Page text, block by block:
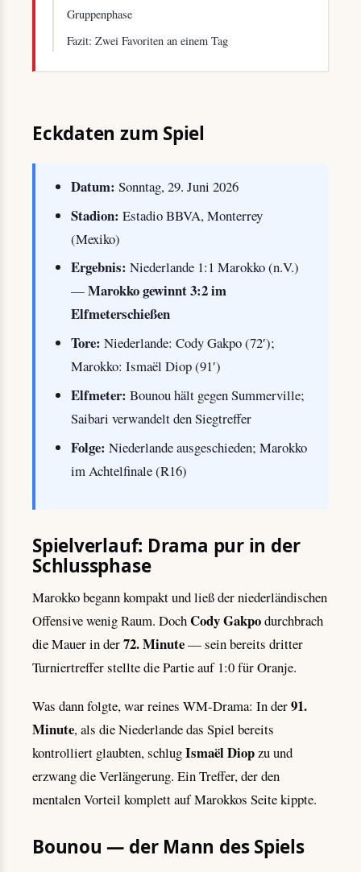
Gruppenphase
Fazit: Zwei Favoriten an einem Tag
Eckdaten zum Spiel
Datum: Sonntag, 29. Juni 2026
Stadion: Estadio BBVA, Monterrey
(Mexiko)
Ergebnis: Niederlande 1:1 Marokko (n.V.)
—Marokko gewinnt 3:2 im
Elfmeterschießen
Tore: Niederlande: Cody Gakpo (72′);
Marokko: Ismaël Diop (91′)
Elfmeter: Bounou hält gegen Summerville;
Saibari verwandelt den Siegtreffer
Folge: Niederlande ausgeschieden; Marokko
im Achtelfinale (R16)
Spielverlauf: Drama pur in der
Schlussphase
Marokko begann kompakt und ließ der niederländischen
Offensive wenig Raum. DochCody Gakpodurchbrach
die Mauer in der72. Minute— sein bereits dritter
Turniertreffer stellte die Partie auf 1:0 für Oranje.
Was dann folgte, war reines WM-Drama: In der91.
Minute, als die Niederlande das Spiel bereits
kontrolliert glaubten, schlugIsmaël Diopzu und
erzwang die Verlängerung. Ein Treffer, der den
mentalen Vorteil komplett auf Marokkos Seite kippte.
Bounou — der Mann des Spiels